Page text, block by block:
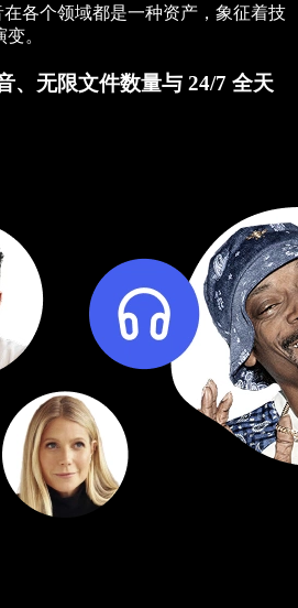
各个领域都是一种资产，象征着技
。
、无限文件数量与 24/7 全天